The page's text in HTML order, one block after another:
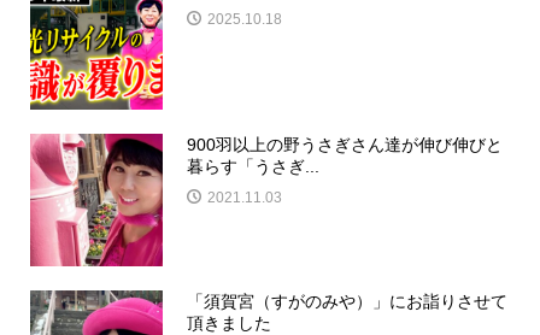
2025.10.18
900羽以上の野うさぎさん達が伸び伸びと
暮らす「うさぎ...
2021.11.03
「須賀宮（すがのみや）」にお詣りさせて
頂きました